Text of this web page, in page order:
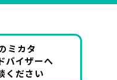
ミカタ
バイザーへ
ください